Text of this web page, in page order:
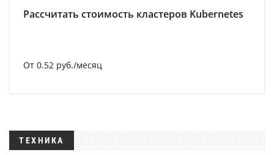
Рассчитать стоимость кластеров Kubernetes
От 0.52 руб./месяц
ТЕХНИКА